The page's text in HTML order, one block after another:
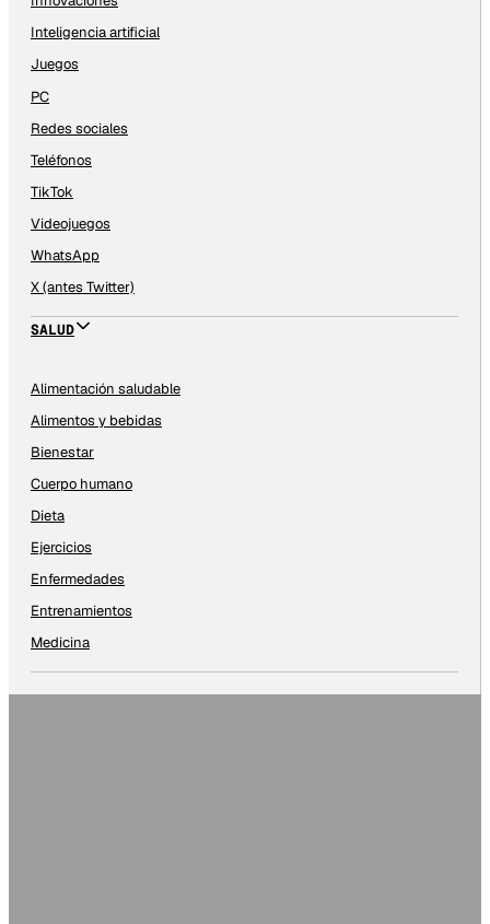
Inteligencia artificial
Juegos
PC
Redes sociales
Teléfonos
TikTok
Videojuegos
WhatsApp
X (antes Twitter)
SALUD
Alimentación saludable
Alimentos y bebidas
Bienestar
Cuerpo humano
Dieta
Ejercicios
Enfermedades
Entrenamientos
Medicina